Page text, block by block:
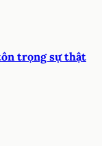
trọng sự thật